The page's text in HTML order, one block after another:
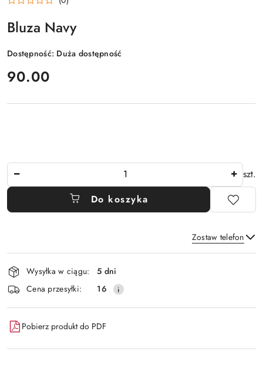
Bluza Navy
Dostępność: Duża dostępność
cena:
90.00
szt.
Do koszyka
Zostaw telefon
Wyślij
Dostępność
i
dostawa
Wysyłka w ciągu:
5 dni
Cena przesyłki:
16
Pobierz produkt do PDF